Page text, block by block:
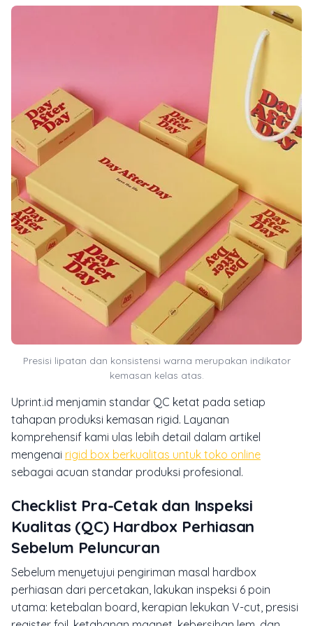
Presisi lipatan dan konsistensi warna merupakan indikator
kemasan kelas atas.
Uprint.id menjamin standar QC ketat pada setiap
tahapan produksi kemasan rigid. Layanan
komprehensif kami ulas lebih detail dalam artikel
mengenai rigid box berkualitas untuk toko online
sebagai acuan standar produksi profesional.
Checklist Pra-Cetak dan Inspeksi
Kualitas (QC) Hardbox Perhiasan
Sebelum Peluncuran
Sebelum menyetujui pengiriman masal hardbox
perhiasan dari percetakan, lakukan inspeksi 6 poin
utama: ketebalan board, kerapian lekukan V-cut, presisi